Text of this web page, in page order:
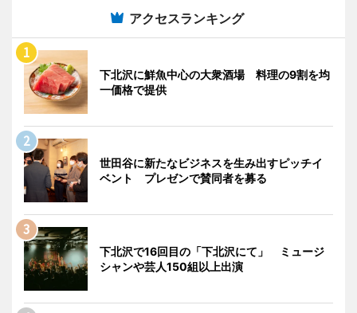
アクセスランキング
下北沢に鮮魚中心の大衆酒場 料理の9割を均
一価格で提供
世田谷に新たなビジネスを生み出すピッチイ
ベント プレゼンで賛同者を募る
下北沢で16回目の「下北沢にて」 ミュージ
シャンや芸人150組以上出演